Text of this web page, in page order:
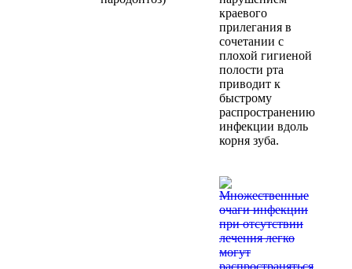
краевого
прилегания в
сочетании с
плохой гигиеной
полости рта
приводит к
быстрому
распространению
инфекции вдоль
корня зуба.